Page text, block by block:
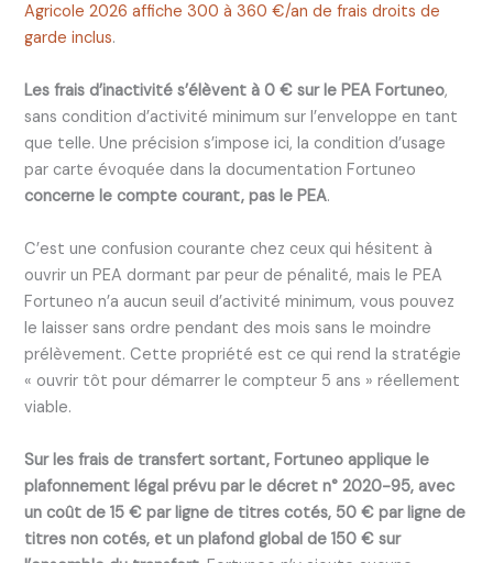
Agricole 2026 affiche 300 à 360 €/an de frais droits de
garde inclus.
Les frais d’inactivité s’élèvent à 0 € sur le PEA Fortuneo,
sans condition d’activité minimum sur l’enveloppe en tant
que telle. Une précision s’impose ici, la condition d’usage
par carte évoquée dans la documentation Fortuneo
concerne le compte courant, pas le PEA.
C’est une confusion courante chez ceux qui hésitent à
ouvrir un PEA dormant par peur de pénalité, mais le PEA
Fortuneo n’a aucun seuil d’activité minimum, vous pouvez
le laisser sans ordre pendant des mois sans le moindre
prélèvement. Cette propriété est ce qui rend la stratégie
« ouvrir tôt pour démarrer le compteur 5 ans » réellement
viable.
Sur les frais de transfert sortant, Fortuneo applique le
plafonnement légal prévu par le décret n° 2020-95, avec
un coût de 15 € par ligne de titres cotés, 50 € par ligne de
titres non cotés, et un plafond global de 150 € sur